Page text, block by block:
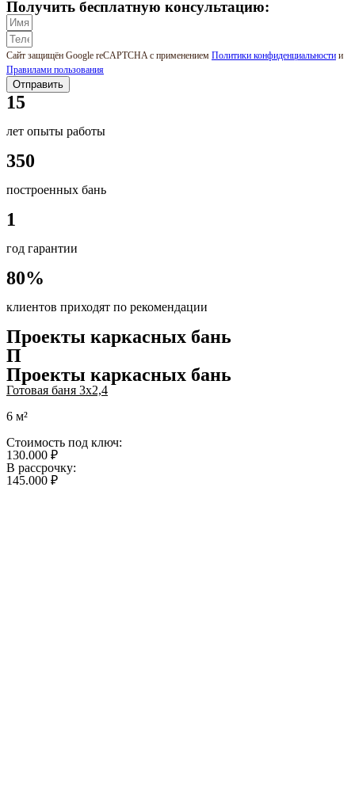
Получить бесплатную консультацию:
Сайт защищён Google reCAPTCHA с применением Политики конфиденциальности и
Правилами пользования
Отправить
15
лет опыты работы
350
построенных бань
1
год гарантии
80%
клиентов приходят по рекомендации
Проекты каркасных бань
П
Проекты каркасных бань
Готовая баня 3х2,4
6 м²
Стоимость под ключ:
130.000 ₽
В рассрочку:
145.000 ₽